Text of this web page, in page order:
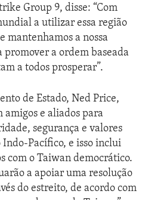
Group 9, disse: “Com
a utilizar essa região
mantenhamos a nossa
promover a ordem baseada
a todos prosperar”.
de Estado, Ned Price,
amigos e aliados para
segurança e valores
Pacífico, e isso inclui
com o Taiwan democrático.
a apoiar uma resolução
do estreito, de acordo com